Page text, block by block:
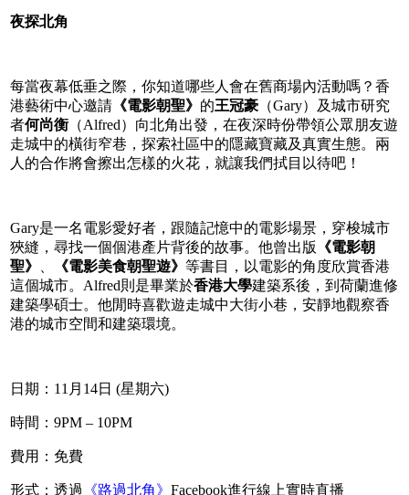
夜探北角
每當夜幕低垂之際，你知道哪些人會在舊商場內活動嗎？香
港藝術中心邀請 《電影朝聖》 的王冠豪 （Gary）及城市研究
者何尚衡 （Alfred）向北角出發，在夜深時份帶領公眾朋友遊
走城中的橫街窄巷，探索社區中的隱藏寶藏及真實生態。兩
人的合作將會擦出怎樣的火花，就讓我們拭目以待吧！
Gary是一名電影愛好者，跟隨記憶中的電影場景，穿梭城市
狹縫，尋找一個個港產片背後的故事。他曾出版
《電影朝
聖》
《電影美食朝聖遊》 等書目，以電影的角度欣賞香港
這個城市。Alfred則是畢業於香港大學建築系後，到荷蘭進修
建築學碩士。他閒時喜歡遊走城中大街小巷，安靜地觀察香
港的城市空間和建築環境。
日期：11月14日 (星期六)
時間：9PM – 10PM
費用：免費
形式：透過 《路過北角》 Facebook進行線上實時直播